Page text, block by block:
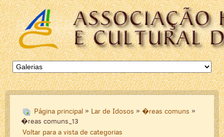
Página principal » Lar de Idosos » �reas comuns »
�reas comuns_13
Voltar para a vista de categorias